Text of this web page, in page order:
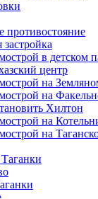
противостояние
застройка
в детском
центр
на
на
Хилтон
на
на